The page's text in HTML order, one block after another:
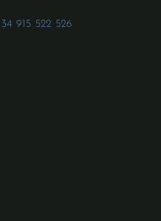
915 522 526